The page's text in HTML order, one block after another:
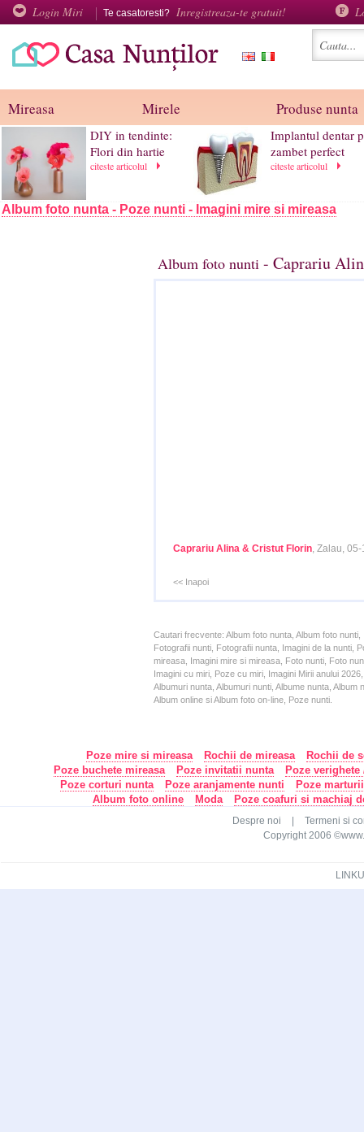
Login Miri Te casatoresti? Inregistreaza-te gratuit!
Mireasa Mirele Produse nunta
DIY in tendinte:
Flori din hartie
citeste articolul
Implantul dentar
zambet perfect
citeste articolul
Album foto nunta - Poze nunti - Imagini mire si mireasa
Album foto nunti - Caprariu
Caprariu Alina & Cristut Florin, Zalau,
<< Inapoi
Cautari frecvente: Album foto nunta, Album foto
Fotografii nunti, Fotografii nunta, Imagini de la nunti,
mireasa, Imagini mire si mireasa, Foto nunti, Foto
Imagini cu miri, Poze cu miri, Imagini Mirii anului
Albumuri nunta, Albumuri nunti, Albume nunta,
Album online si Album foto on-line, Poze nunti.
Poze mire si mireasa Rochii de mireasa
Rochii de
Poze buchete mireasa
Poze invitatii nunta
Poze
Poze corturi nunta
Poze aranjamente nunti
Poze
Album foto online
Moda Poze coafuri si machiaj
Despre noi
Termeni si
Copyright 2006